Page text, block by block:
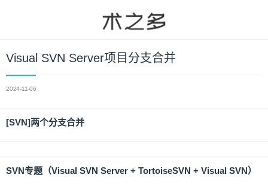
Visual SVN Server项目分支合并
2024-11-06
[SVN]两个分支合并
SVN专题（Visual SVN Server + TortoiseSVN + Visual SVN）